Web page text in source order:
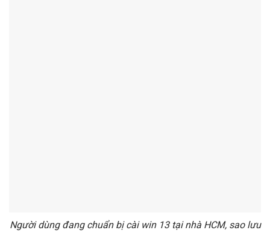
Người dùng đang chuẩn bị cài win 13 tại nhà HCM, sao lưu